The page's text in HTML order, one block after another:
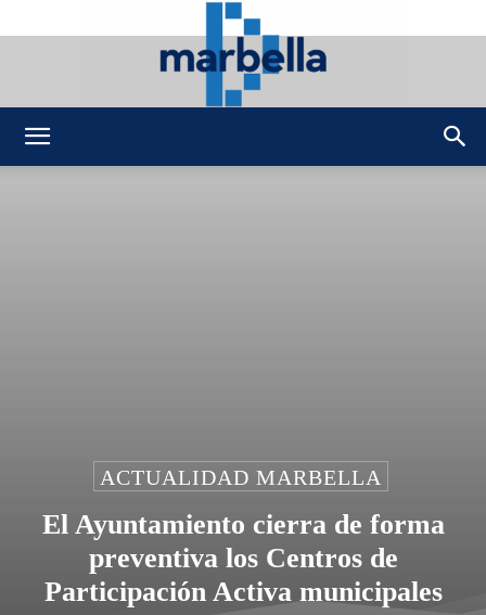
ACTUALIDAD MARBELLA
El Ayuntamiento cierra de forma
preventiva los Centros de
Participación Activa municipales